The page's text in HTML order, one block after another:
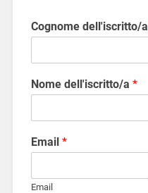
Cognome dell'iscritto/a
Nome dell'iscritto/a *
Email *
Email